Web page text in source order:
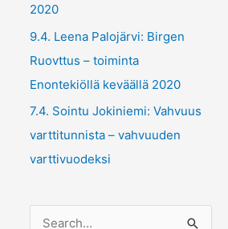
2020
9.4. Leena Palojärvi: Birgen
Ruovttus – toiminta
Enontekiöllä keväällä 2020
7.4. Sointu Jokiniemi: Vahvuus
varttitunnista – vahvuuden
varttivuodeksi